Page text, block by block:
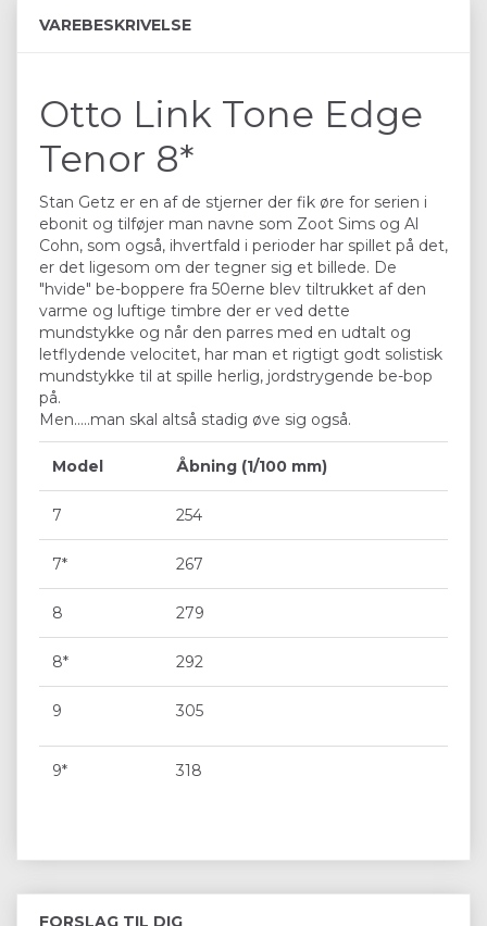
VAREBESKRIVELSE
Otto Link Tone Edge
Tenor 8*
Stan Getz er en af de stjerner der fik øre for serien i
ebonit og tilføjer man navne som Zoot Sims og Al
Cohn, som også, ihvertfald i perioder har spillet på det,
er det ligesom om der tegner sig et billede. De
"hvide" be-boppere fra 50erne blev tiltrukket af den
varme og luftige timbre der er ved dette
mundstykke og når den parres med en udtalt og
letflydende velocitet, har man et rigtigt godt solistisk
mundstykke til at spille herlig, jordstrygende be-bop
på.
Men.....man skal altså stadig øve sig også.
Model Åbning (1/100 mm)
7 254
7* 267
8 279
8* 292
9 305
9* 318
FORSLAG TIL DIG